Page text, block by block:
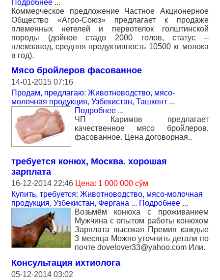
Подробнее ...
Коммерческое предложение Частное Акционерное
Общество «Агро-Союз» предлагает к продаже
племенных нетелей и первотелок голштинской
породы (дойное стадо 2000 голов, статус –
племзавод, средняя продуктивность 10500 кг молока
в год).
Мясо бройлеров фасованное
14-01-2015 07:16
Продам, предлагаю: Животноводство, мясо-
молочная продукция, Узбекистан, Ташкент ...
Подробнее ...
ЧП Каримов предлагает
качественное мясо бройлеров,
фасованное. Цена договорная..
требуется конюх, Москва. хорошая
зарплата
16-12-2014 22:46 Цена: 1 000 000 сўм
Купить, требуется: Животноводство, мясо-молочная
продукция, Узбекистан, Фергана ... Подробнее ...
Возьмём конюха с проживанием
Мужчина с опытом работы конюхом
Зарплата высокая Премия каждые
3 месяца Можно уточнить детали по
почте dovelover33@yahoo.com Или.
Консультация ихтиолога
05-12-2014 03:02